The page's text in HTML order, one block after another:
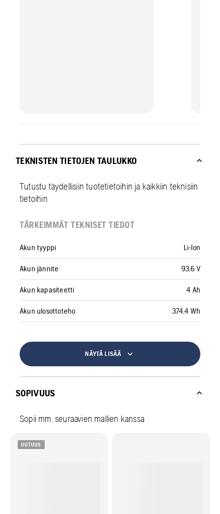
TEKNISTEN TIETOJEN TAULUKKO
Tutustu täydellisiin tuotetietoihin ja kaikkiin teknisiin
tietoihin
TÄRKEIMMÄT TEKNISET TIEDOT
Akun tyyppi Li-Ion
Akun jännite 93,6 V
Akun kapasiteetti 4 Ah
Akun ulosottoteho 374,4 Wh
NÄYTÄ LISÄÄ
SOPIVUUS
Sopii mm. seuraavien mallien kanssa
UUTUUS